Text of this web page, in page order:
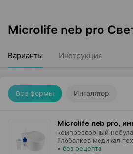
Microlife neb pro
Варианты Инструкция
Все формы Ингалятор
Microlife neb pro,
компрессорный
Глобалкеа медикал
• без рецепта